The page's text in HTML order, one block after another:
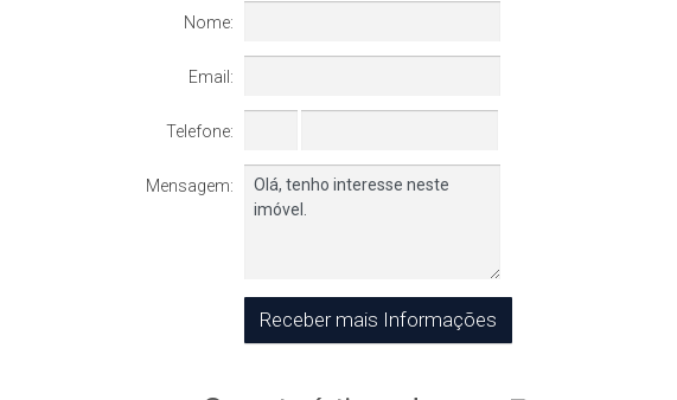
Nome:
Email:
Telefone:
Mensagem: